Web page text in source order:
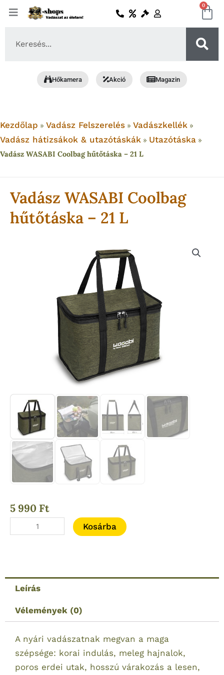
Skip
0
Hőkamera Akció Magazin
Kezdőlap » Vadász Felszerelés » Vadászkellék »
Vadász hátizsákok & utazótáskák » Utazótáska »
Vadász WASABI Coolbag hűtőtáska – 21 L
Vadász WASABI Coolbag
hűtőtáska – 21 L
5 990 Ft
Vadász
WASABI
–
21
mennyiség
Kosárba
Leírás
Vélemények (0)
A nyári vadászatnak megvan a maga
szépsége: korai indulás, meleg hajnalok,
poros erdei utak, hosszú várakozás a lesen,